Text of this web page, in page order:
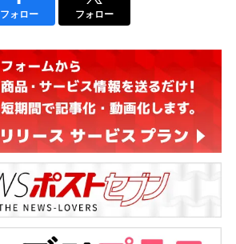
フォロー フォロー